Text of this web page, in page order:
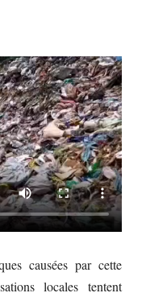
causées par cette
locales tentent